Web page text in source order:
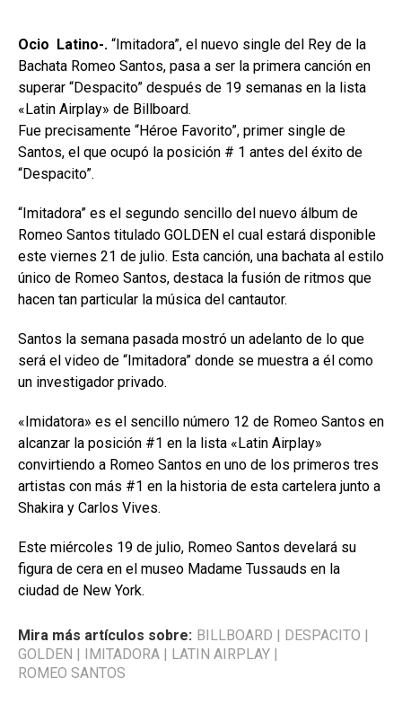
Ocio Latino-. “Imitadora”, el nuevo single del Rey de la
Bachata Romeo Santos, pasa a ser la primera canción en
superar “Despacito” después de 19 semanas en la lista
«Latin Airplay» de Billboard.
Fue precisamente “Héroe Favorito”, primer single de
Santos, el que ocupó la posición # 1 antes del éxito de
“Despacito”.
“Imitadora” es el segundo sencillo del nuevo álbum de
Romeo Santos titulado GOLDEN el cual estará disponible
este viernes 21 de julio. Esta canción, una bachata al estilo
único de Romeo Santos, destaca la fusión de ritmos que
hacen tan particular la música del cantautor.
Santos la semana pasada mostró un adelanto de lo que
será el video de “Imitadora” donde se muestra a él como
un investigador privado.
«Imidatora» es el sencillo número 12 de Romeo Santos en
alcanzar la posición #1 en la lista «Latin Airplay»
convirtiendo a Romeo Santos en uno de los primeros tres
artistas con más #1 en la historia de esta cartelera junto a
Shakira y Carlos Vives.
Este miércoles 19 de julio, Romeo Santos develará su
figura de cera en el museo Madame Tussauds en la
ciudad de New York.
Mira más artículos sobre: BILLBOARD DESPACITO
GOLDEN
IMITADORA LATIN AIRPLAY
ROMEO SANTOS